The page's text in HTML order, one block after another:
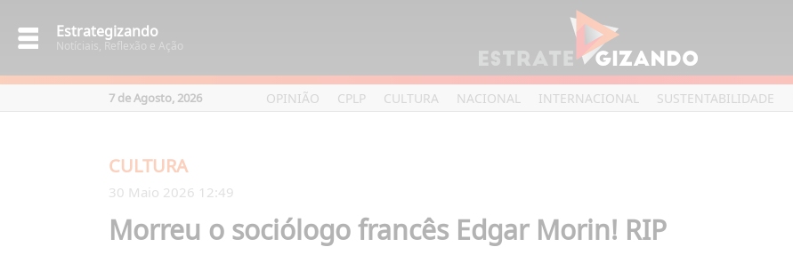
Estrategizando
Notíciais, Reflexão e Ação
7 de Agosto, 2026 OPINIÃO CPLP CULTURA NACIONAL INTERNACIONAL SUSTENTABILIDADE
CULTURA
30 Maio 2026 12:49
Morreu o sociólogo francês Edgar Morin! RIP